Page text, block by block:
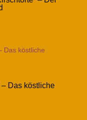
– Das köstliche